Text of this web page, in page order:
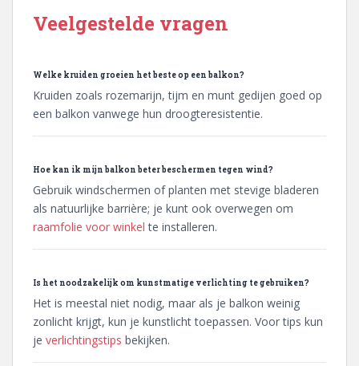
Veelgestelde vragen
Welke kruiden groeien het beste op een balkon?
Kruiden zoals rozemarijn, tijm en munt gedijen goed op
een balkon vanwege hun droogteresistentie.
Hoe kan ik mijn balkon beter beschermen tegen wind?
Gebruik windschermen of planten met stevige bladeren
als natuurlijke barrière; je kunt ook overwegen om
raamfolie voor winkel te installeren.
Is het noodzakelijk om kunstmatige verlichting te gebruiken?
Het is meestal niet nodig, maar als je balkon weinig
zonlicht krijgt, kun je kunstlicht toepassen. Voor tips kun
je verlichtingstips bekijken.